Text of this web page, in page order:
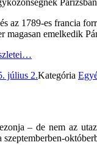
az 1789-es francia
magasan emelkedik
július 2.Kategória
– de nem az